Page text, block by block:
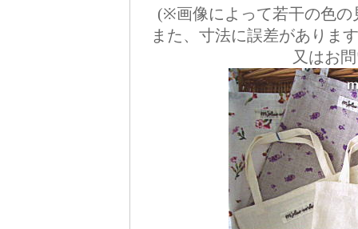
(※画像によって若干の色の
また、寸法に誤差がありま
又はお